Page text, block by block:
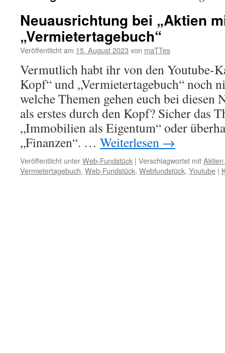
Neuausrichtung bei „Aktien
„Vermietertagebuch“
Veröffentlicht am 15. August 2023 von maTTes
Vermutlich habt ihr von den Youtube-
Kopf“ und „Vermietertagebuch“ noch
welche Themen gehen euch bei diesen
als erstes durch den Kopf? Sicher das
„Immobilien als Eigentum“ oder
„Finanzen“. … Weiterlesen →
Veröffentlicht unterWeb-Fundstück | Verschlagwortet mit
Vermietertagebuch, Web-Fundstück, Webfundstück, Youtube |